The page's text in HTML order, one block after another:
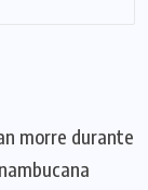
morre durante